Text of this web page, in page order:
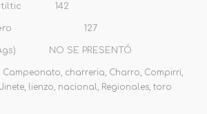
142
Jarero 127
NO SE PRESENTÓ
Campeonato, charreria, Charro, Compirri,
Jinete, lienzo, nacional, Regionales, toro